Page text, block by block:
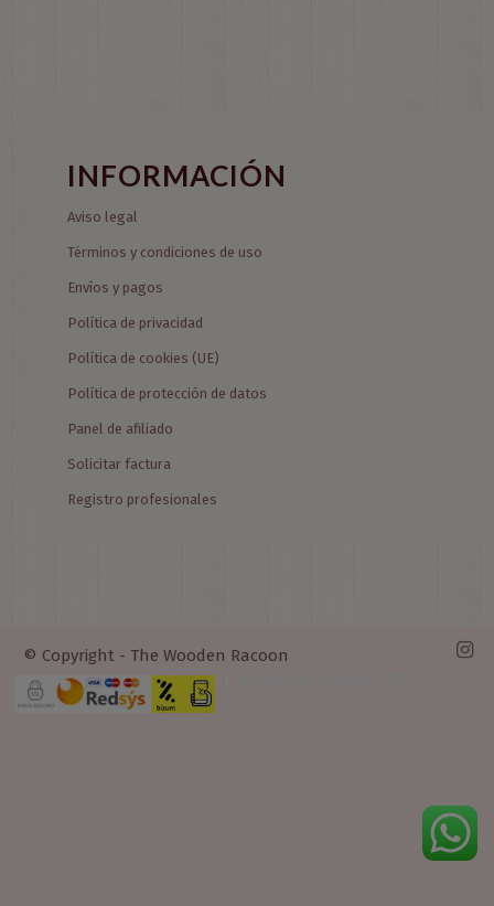
INFORMACIÓN
Aviso legal
Términos y condiciones de uso
Envíos y pagos
Política de privacidad
Política de cookies (UE)
Política de protección de datos
Panel de afiliado
Solicitar factura
Registro profesionales
© Copyright - The Wooden Racoon